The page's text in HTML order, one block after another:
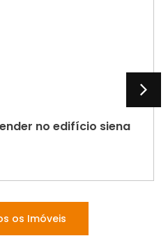
no edifício siena
os Imóveis